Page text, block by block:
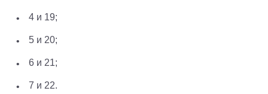
4 и 19;
5 и 20;
6 и 21;
7 и 22.